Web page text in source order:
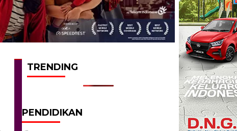
TRENDING
PENDIDIKAN